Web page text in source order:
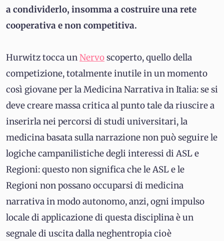
a condividerlo, insomma a costruire una rete
cooperativa e non competitiva.
Hurwitz tocca unNervoscoperto, quello della
competizione, totalmente inutile in un momento
così giovane per la Medicina Narrativa in Italia: se si
deve creare massa critica al punto tale da riuscire a
inserirla nei percorsi di studi universitari, la
medicina basata sulla narrazione non può seguire le
logiche campanilistiche degli interessi di ASL e
Regioni: questo non significa che le ASL e le
Regioni non possano occuparsi di medicina
narrativa in modo autonomo, anzi, ogni impulso
locale di applicazione di questa disciplina è un
segnale di uscita dalla neghentropia cioè